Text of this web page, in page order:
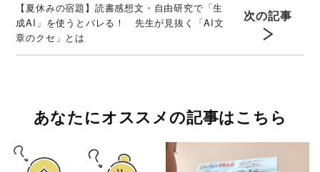
【夏休みの宿題】読書感想文・自由研究で「生
成AI」を使うとバレる！ 先生が見抜く「AI文
章のクセ」とは
次の記事
あなたにオススメの記事はこちら